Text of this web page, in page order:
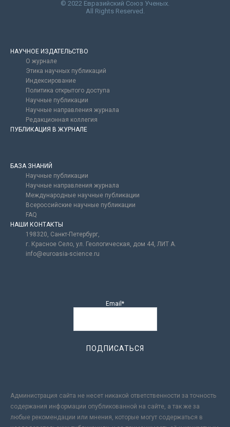
© 2022 Евразийский Союз Ученых.
All Rights Reserved.
НАУЧНОЕ ИЗДАТЕЛЬСТВО
О журнале
Этика научных публикаций
Индексирование
Политика открытого доступа
Научные публикации
Научные направления журнала
Редакционная коллегия
ПУБЛИКАЦИЯ В ЖУРНАЛЕ
БАЗА ЗНАНИЙ
Научные публикации
Научные направления журнала
Международные научные публикации
Всероссийские научные публикации
FAQ
НАШИ КОНТАКТЫ
198320, Санкт-Петербург,
г. Красное Село, ул. Геологическая, дом 44, ЛИТ А.
info@euroasia-science.ru
Email*
Администрация сайта не несет никакой ответственности за точность
содержания информации опубликованной на сайте, а так же за
любые рекомендации или мнения, которые могут содержаться в